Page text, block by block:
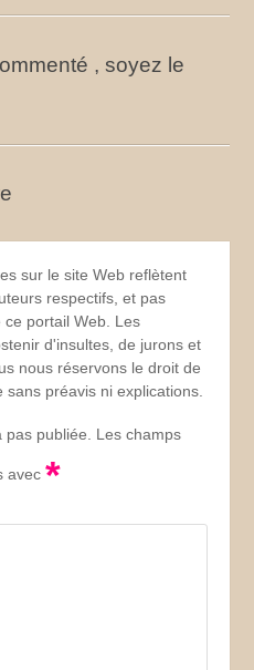
, soyez le
sur le site Web reflètent
respectifs, et pas
ce portail Web. Les
d'insultes, de jurons et
nous réservons le droit de
préavis ni explications.
pas publiée. Les champs
avec*